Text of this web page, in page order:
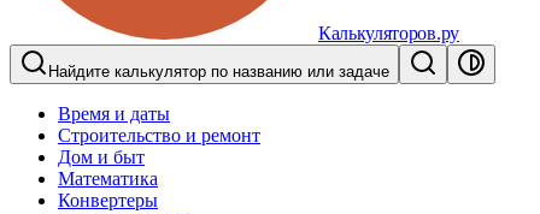
Калькуляторов.ру
Найдите калькулятор по названию или задаче
Время и даты
Строительство и ремонт
Дом и быт
Математика
Конвертеры